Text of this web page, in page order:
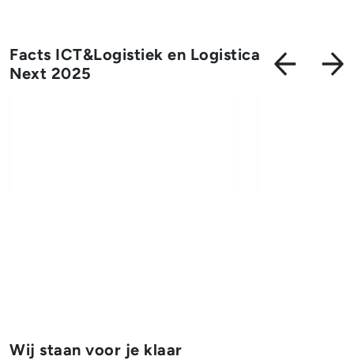
Facts ICT&Logistiek en Logistica
Next 2025
Wij staan voor je klaar